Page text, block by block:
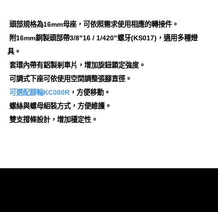
頭部規格為16mm母座，可依照需求使用相應的轉接件。
附16mm銅製頭部帶3/8"16 / 1/420"螺牙(KS017)，適用多種燈
具。
套環內帶有鋁製剎車片，增加旋鈕鎖定強度。
可調式下座可依使用空間調整張腳直徑。
可選配腳輪KC080R ，方便移動。
螺絲與螺母組裝方式，方便維護。
雙支撐條設計，增加穩定性。